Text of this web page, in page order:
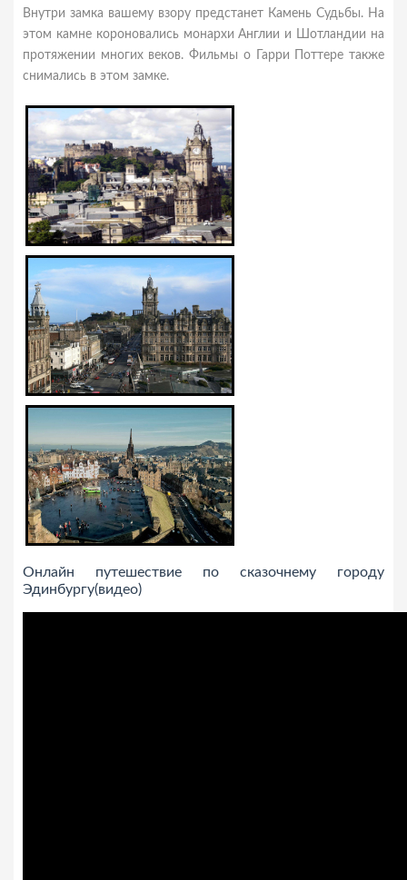
Внутри замка вашему взору предстанет Камень Судьбы. На
этом камне короновались монархи Англии и Шотландии на
протяжении многих веков. Фильмы о Гарри Поттере также
снимались в этом замке.
Онлайн путешествие по сказочнему городу
Эдинбургу(видео)